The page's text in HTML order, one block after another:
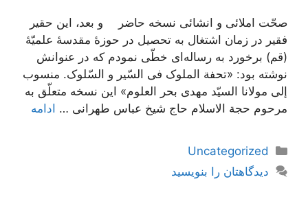
صحّت املائی و انشائی نسخه حاضر و بعد، این حقیر
فقیر در زمان اشتغال به تحصیل در حوزۀ مقدسۀ علمیّۀ
(قم) برخورد به رساله‌اى خطّى نمودم که در عنوانش
نوشته بود: «تحفة الملوک فی السّیر و السّلوک. منسوب
إلى مولانا السیّد مهدى بحر العلوم» این نسخه متعلّق به
مرحوم حجة الاسلام حاج شیخ عباس طهرانى … ادامه
دسته‌ها
Uncategorized
دیدگاهتان را بنویسید